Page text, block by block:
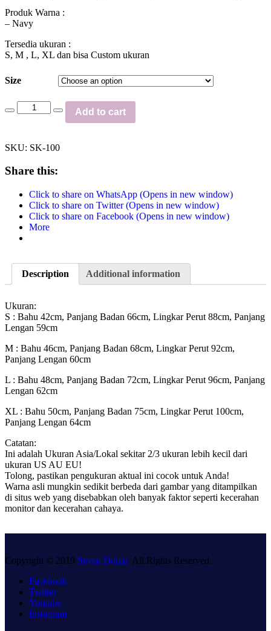
Produk Warna :
– Navy
Tersedia ukuran :
S, M , L, XL dan bisa Custom ukuran
Size
Add to cart
SKU: SK-100
Share this:
Click to share on WhatsApp (Opens in new window)
Click to share on Twitter (Opens in new window)
Click to share on Facebook (Opens in new window)
More
Description Additional information
Ukuran:
S : Bahu 42cm, Panjang Badan 66cm, Lingkar Perut 88cm, Panjang
Lengan 59cm
M : Bahu 46cm, Panjang Badan 68cm, Lingkar Perut 92cm,
Panjang Lengan 60cm
L : Bahu 48cm, Panjang Badan 72cm, Lingkar Perut 96cm, Panjang
Lengan 62cm
XL : Bahu 50cm, Panjang Badan 75cm, Lingkar Perut 100cm,
Panjang Lengan 64cm
Catatan:
Ini adalah Ukuran Asia/Lokal sekitar 2/3 ukuran lebih kecil dari
ukuran US AU EU!
Tolong, pastikan pengukuran aktual ini cocok untuk Anda!
Warna asli mungkin sedikit berbeda dari gambar yang ditampilkan
di situs web yang disebabkan oleh banyak faktor seperti kecerahan
monitor dan kecerahan cahaya.
Copyright © 2019 Seven Domu. All Rights Reserved.
Facebook
Twitter
Youtube
Instagram